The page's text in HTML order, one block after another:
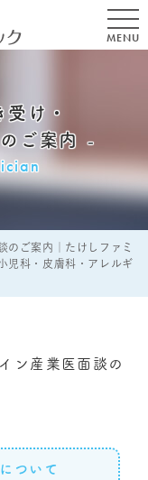
MENU
け・
ご案内
のご案内｜たけしファミ
児科・皮膚科・アレルギ
ン産業医面談の
ついて